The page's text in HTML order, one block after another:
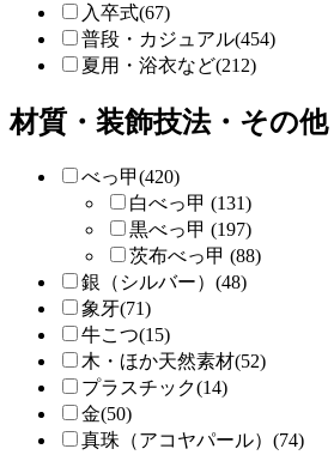
入卒式(67)
普段・カジュアル(454)
夏用・浴衣など(212)
材質・装飾技法・その他
べっ甲(420)
白べっ甲 (131)
黒べっ甲 (197)
茨布べっ甲 (88)
銀（シルバー）(48)
象牙(71)
牛こつ(15)
木・ほか天然素材(52)
プラスチック(14)
金(50)
真珠（アコヤパール）(74)